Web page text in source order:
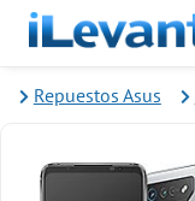
Repuestos Asus